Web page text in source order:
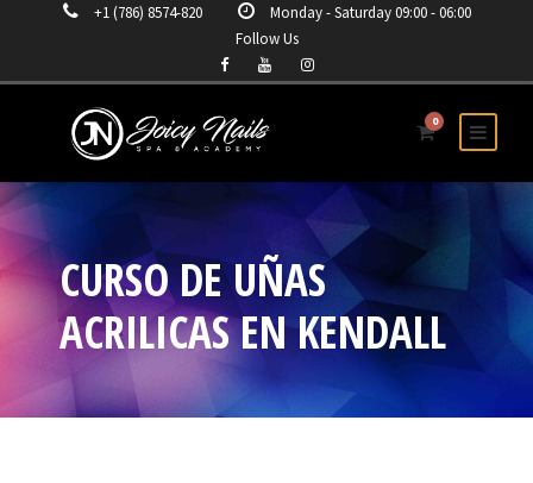
+1 (786) 8574-820
Monday - Saturday 09:00 - 06:00
Follow Us
0
CURSO DE UÑAS
ACRILICAS EN KENDALL